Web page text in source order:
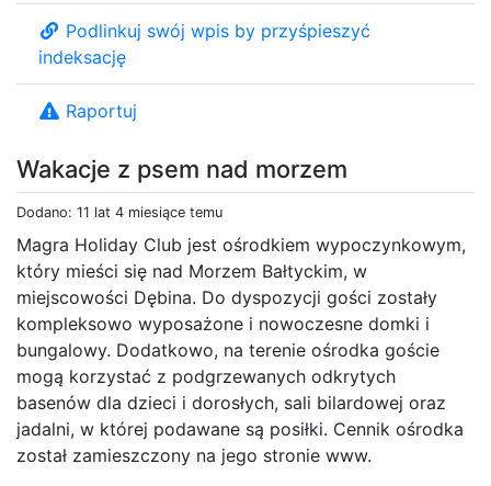
Wakacje z psem nad morzem
Dodano: 11 lat 4 miesiące temu
Magra Holiday Club jest ośrodkiem wypoczynkowym,
który mieści się nad Morzem Bałtyckim, w
miejscowości Dębina. Do dyspozycji gości zostały
kompleksowo wyposażone i nowoczesne domki i
bungalowy. Dodatkowo, na terenie ośrodka goście
mogą korzystać z podgrzewanych odkrytych
basenów dla dzieci i dorosłych, sali bilardowej oraz
jadalni, w której podawane są posiłki. Cennik ośrodka
został zamieszczony na jego stronie www.
Podlinkuj swój wpis by przyśpieszyć
indeksację
Raportuj